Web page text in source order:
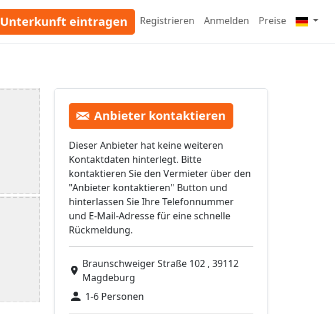
Unterkunft eintragen Registrieren Anmelden Preise
Anbieter kontaktieren
Dieser Anbieter hat keine weiteren
Kontaktdaten hinterlegt. Bitte
kontaktieren Sie den Vermieter über den
"Anbieter kontaktieren" Button und
hinterlassen Sie Ihre Telefonnummer
und E-Mail-Adresse für eine schnelle
Rückmeldung.
Braunschweiger Straße 102 , 39112
Magdeburg
1-6 Personen